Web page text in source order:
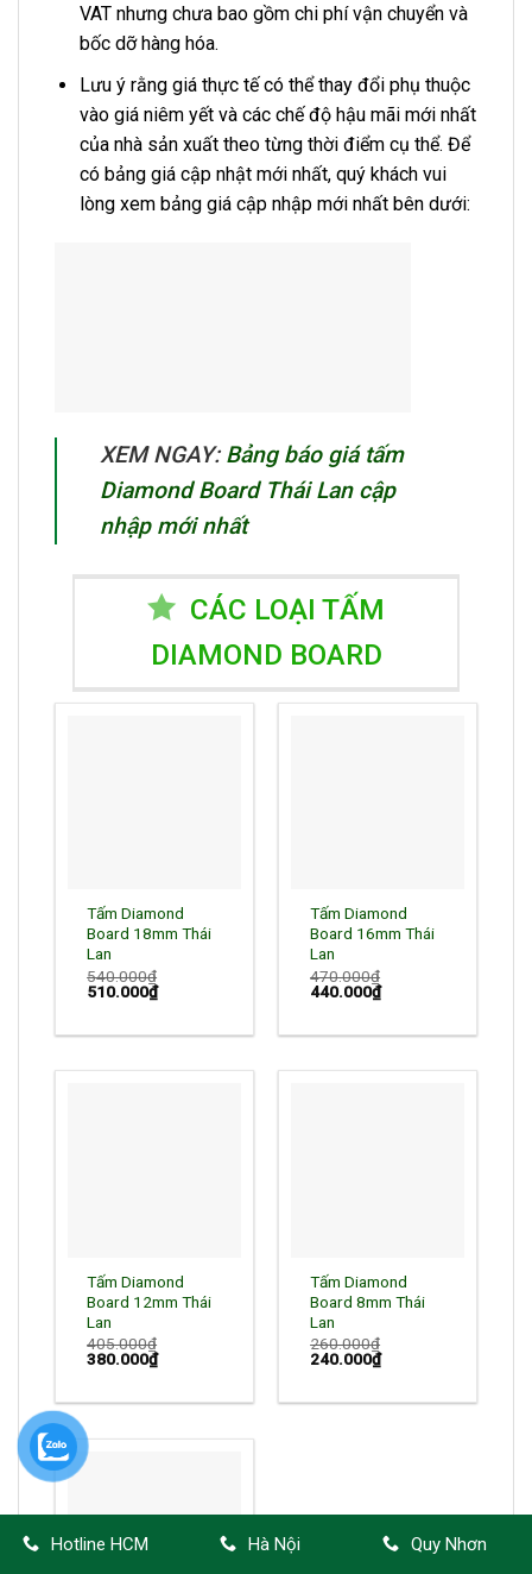
VAT nhưng chưa bao gồm chi phí vận chuyển và
bốc dỡ hàng hóa.
Lưu ý rằng giá thực tế có thể thay đổi phụ thuộc
vào giá niêm yết và các chế độ hậu mãi mới nhất
của nhà sản xuất theo từng thời điểm cụ thể. Để
có bảng giá cập nhật mới nhất, quý khách vui
lòng xem bảng giá cập nhập mới nhất bên dưới:
XEM NGAY: Bảng báo giá tấm
Diamond Board Thái Lan cập
nhập mới nhất
CÁC LOẠI TẤM
DIAMOND BOARD
Tấm Diamond
Board 18mm Thái
Lan
540.000₫
Giá
540.000₫.
510.000₫Giá
hiện
là:
Tấm Diamond
Board 16mm Thái
Lan
470.000₫
Giá
470.000₫.
440.000₫Giá
hiện
là:
Tấm Diamond
Board 12mm Thái
Lan
405.000₫
Giá
405.000₫.
380.000₫Giá
hiện
là:
Tấm Diamond
Board 8mm Thái
Lan
260.000₫
Giá
260.000₫.
240.000₫Giá
hiện
là:
Hotline HCM Hà Nội Quy Nhơn